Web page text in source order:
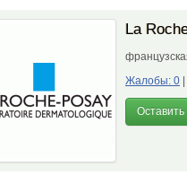
La
Жалобы: 0